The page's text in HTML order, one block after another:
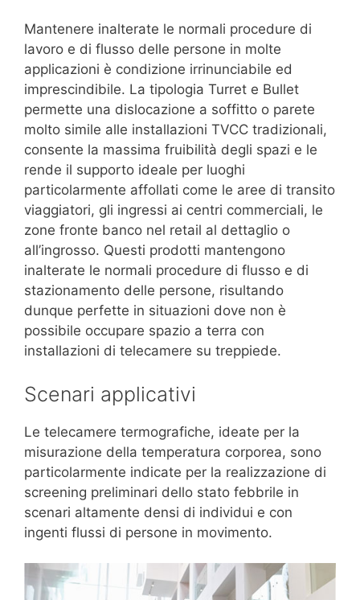
Mantenere inalterate le normali procedure di
lavoro e di flusso delle persone in molte
applicazioni è condizione irrinunciabile ed
imprescindibile. La tipologia Turret e Bullet
permette una dislocazione a soffitto o parete
molto simile alle installazioni TVCC tradizionali,
consente la massima fruibilità degli spazi e le
rende il supporto ideale per luoghi
particolarmente affollati come le aree di transito
viaggiatori, gli ingressi ai centri commerciali, le
zone fronte banco nel retail al dettaglio o
all’ingrosso. Questi prodotti mantengono
inalterate le normali procedure di flusso e di
stazionamento delle persone, risultando
dunque perfette in situazioni dove non è
possibile occupare spazio a terra con
installazioni di telecamere su treppiede.
Scenari applicativi
Le telecamere termografiche, ideate per la
misurazione della temperatura corporea, sono
particolarmente indicate per la realizzazione di
screening preliminari dello stato febbrile in
scenari altamente densi di individui e con
ingenti flussi di persone in movimento.